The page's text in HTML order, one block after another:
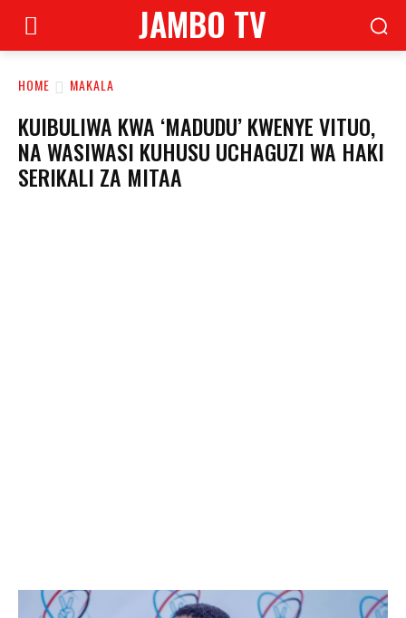
JAMBO TV
HOME MAKALA
KUIBULIWA KWA ‘MADUDU’ KWENYE VITUO,
NA WASIWASI KUHUSU UCHAGUZI WA HAKI
SERIKALI ZA MITAA